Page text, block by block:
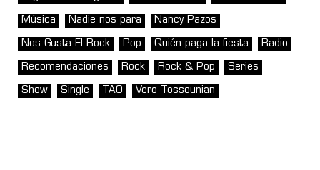
Música Nadie nos para Nancy Pazos
Nos Gusta El Rock Pop Quién paga la fiesta Radio
Recomendaciones Rock Rock & Pop Series
Show Single TAO Vero Tossounian